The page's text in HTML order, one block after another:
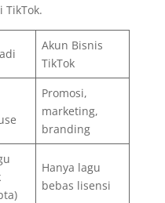
Akun Bisnis
TikTok
Promosi,
marketing,
branding
Hanya lagu
bebas lisensi